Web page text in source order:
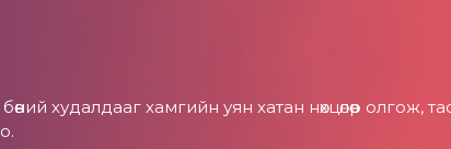
худалдааг хамгийн уян хатан нөхцөлөөр олгож,